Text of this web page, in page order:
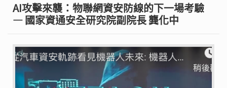
AI攻擊來襲：物聯網資安防線的下一場考驗
— 國家資通安全研究院副院長 龔化中